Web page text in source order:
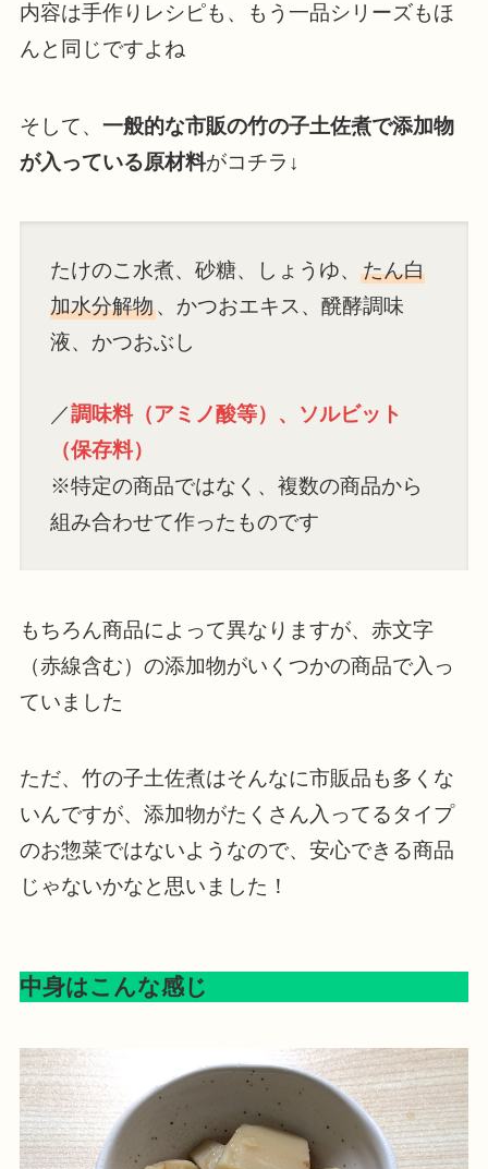
内容は手作りレシピも、もう一品シリーズもほ
んと同じですよね
そして、 一般的な市販の竹の子土佐煮で添加物
が入っている原材料がコチラ↓
たけのこ水煮、砂糖、しょうゆ、たん白
加水分解物、かつおエキス、醗酵調味
液、かつおぶし
／調味料（アミノ酸等）、ソルビット
（保存料）
※特定の商品ではなく、複数の商品から
組み合わせて作ったものです
もちろん商品によって異なりますが、赤文字
（赤線含む）の添加物がいくつかの商品で入っ
ていました
ただ、竹の子土佐煮はそんなに市販品も多くな
いんですが、添加物がたくさん入ってるタイプ
のお惣菜ではないようなので、安心できる商品
じゃないかなと思いました！
中身はこんな感じ